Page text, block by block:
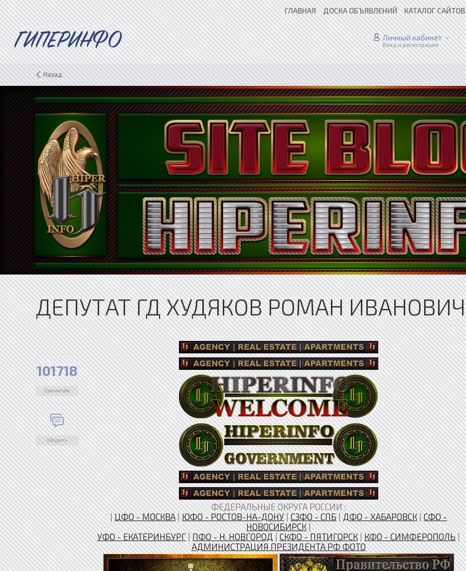
ГЛАВНАЯ ДОСКА ОБЪЯВЛЕНИЙ КАТАЛОГ САЙТОВ
ГИПЕРИНФО Личный кабинет
Вход и регистрация
Назад
ДЕПУТАТ ГД ХУДЯКОВ РОМАН ИВАНОВИЧ
101718
Просмотров
Обсудить
ФЕДЕРАЛЬНЫЕ ОКРУГА РОССИИ :
|ЦФО - МОСКВА|ЮФО - РОСТОВ-НА-ДОНУ|СЗФО - СПБ|ДФО - ХАБАРОВСК|СФО -
НОВОСИБИРСК|
УФО - ЕКАТЕРИНБУРГ|ПФО - Н. НОВГОРОД|CКФО - ПЯТИГОРСК|КФО - СИМФЕРОПОЛЬ|
АДМИНИСТРАЦИЯ ПРЕЗИДЕНТА РФ ФОТО